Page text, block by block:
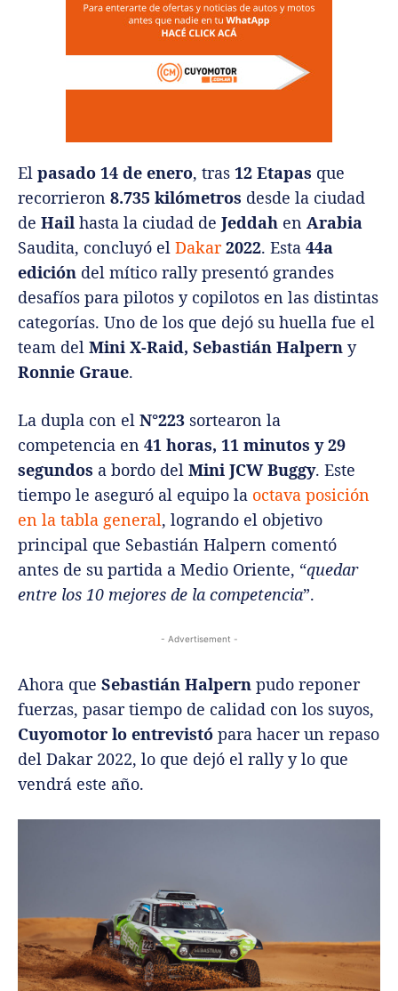
El pasado 14 de enero, tras 12 Etapas que
recorrieron 8.735 kilómetros desde la ciudad
de Hail hasta la ciudad de Jeddah en Arabia
Saudita, concluyó el Dakar2022. Esta 44a
edición del mítico rally presentó grandes
desafíos para pilotos y copilotos en las distintas
categorías. Uno de los que dejó su huella fue el
team del Mini X-Raid, Sebastián Halpern y
Ronnie Graue.
La dupla con el N°223 sortearon la
competencia en 41 horas, 11 minutos y 29
segundos a bordo del Mini JCW Buggy. Este
tiempo le aseguró al equipo la octava posición
en la tabla general, logrando el objetivo
principal que Sebastián Halpern comentó
antes de su partida a Medio Oriente, “quedar
entre los 10 mejores de la competencia”.
- Advertisement -
Ahora que Sebastián Halpern pudo reponer
fuerzas, pasar tiempo de calidad con los suyos,
Cuyomotor lo entrevistó para hacer un repaso
del Dakar 2022, lo que dejó el rally y lo que
vendrá este año.